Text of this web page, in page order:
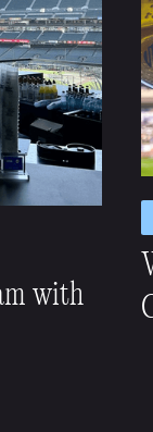
with